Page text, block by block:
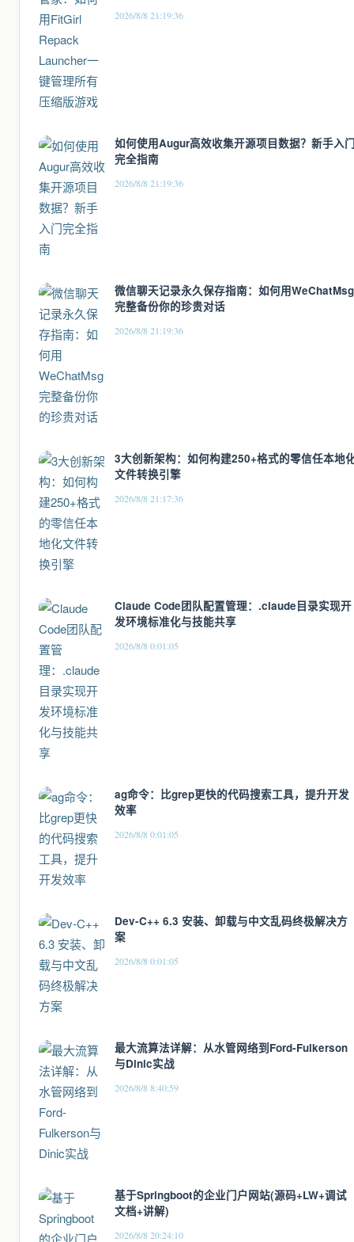
2026/8/8 21:19:36
如何使用Augur高效收集开源项目数据？新手入
完全指南
2026/8/8 21:19:36
微信聊天记录永久保存指南：如何用WeChatMsg
完整备份你的珍贵对话
2026/8/8 21:19:36
3大创新架构：如何构建250+格式的零信任本地
文件转换引擎
2026/8/8 21:17:36
Claude Code团队配置管理：.claude目录实现开
发环境标准化与技能共享
2026/8/8 0:01:05
ag命令：比grep更快的代码搜索工具，提升开发
效率
2026/8/8 0:01:05
Dev-C++ 6.3 安装、卸载与中文乱码终极解决方
案
2026/8/8 0:01:05
最大流算法详解：从水管网络到Ford-Fulkerson
与Dinic实战
2026/8/8 8:40:59
基于Springboot的企业门户网站(源码+LW+调试
文档+讲解)
2026/8/8 20:24:10